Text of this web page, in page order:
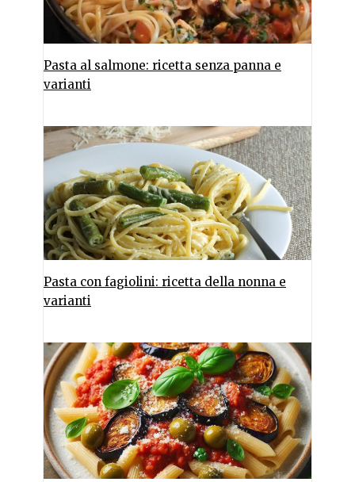
Pasta al salmone: ricetta senza panna e
varianti
Pasta con fagiolini: ricetta della nonna e
varianti